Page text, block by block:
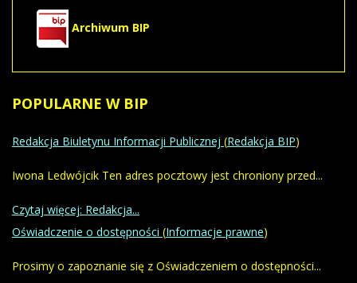
Archiwum BIP
POPULARNE W BIP
Redakcja Biuletynu Informacji Publicznej (Redakcja BIP)
Iwona Ledwójcik Ten adres pocztowy jest chroniony przed...
Czytaj więcej: Redakcja...
Oświadczenie o dostępności (Informacje prawne)
Prosimy o zapoznanie się z Oświadczeniem o dostępności...